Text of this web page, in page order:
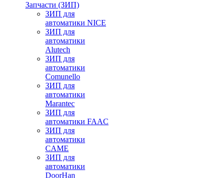
Запчасти (ЗИП)
ЗИП для
автоматики NICE
ЗИП для
автоматики
Alutech
ЗИП для
автоматики
Comunello
ЗИП для
автоматики
Marantec
ЗИП для
автоматики FAAC
ЗИП для
автоматики
CAME
ЗИП для
автоматики
DoorHan